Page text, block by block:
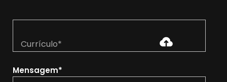
Currículo*
Mensagem*